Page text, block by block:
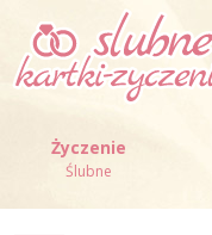
Życzenie
Ślubne